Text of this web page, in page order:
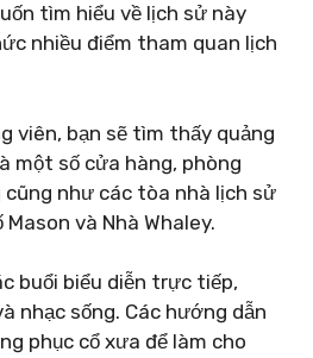
tìm hiểu về lịch sử này
nhiều điểm tham quan lịch
viên, bạn sẽ tìm thấy quảng
một số cửa hàng, phòng
như các tòa nhà lịch sử
và Nhà Whaley.
buổi biểu diễn trực tiếp,
nhạc sống. Các hướng dẫn
phục cổ xưa để làm cho